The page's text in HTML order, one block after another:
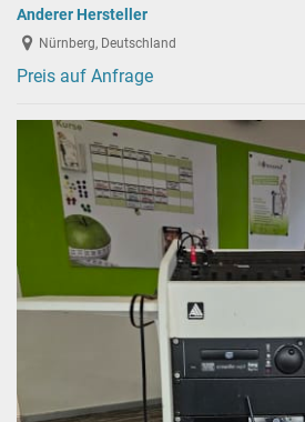
Anderer Hersteller
Nürnberg, Deutschland
Preis auf Anfrage